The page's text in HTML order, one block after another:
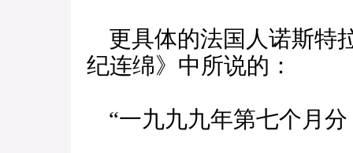
更具体的法国人诺斯特
纪连绵》中所说的：
“一九九九年第七个月